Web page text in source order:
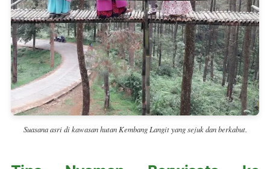
Suasana asri di kawasan hutan Kembang Langit yang sejuk dan berkabut.